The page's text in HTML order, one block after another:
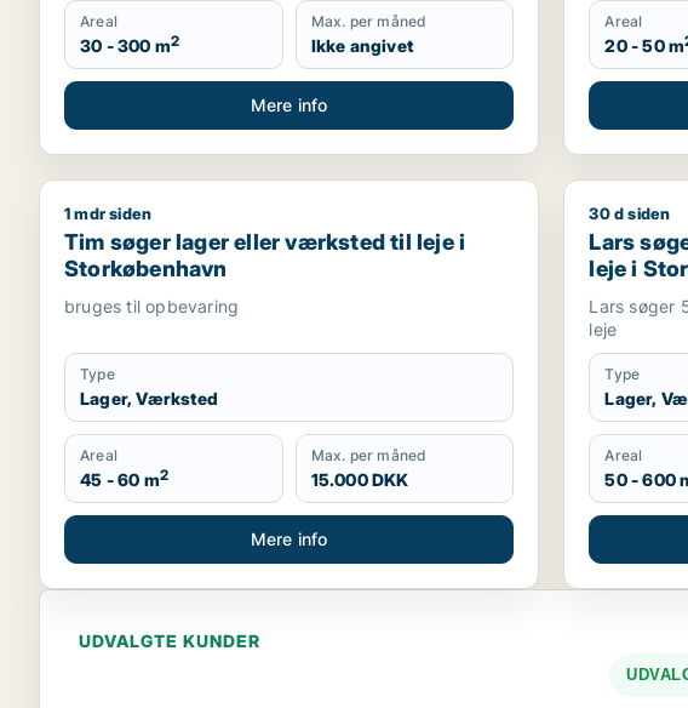
Areal
30 - 300 m2
Max. per måned
Ikke angivet
Mere info
Areal
20 - 50 m
Tim søger lager eller værksted til leje i Storkøbenhavn
1 mdr siden
Tim søger lager eller værksted til leje i
Storkøbenhavn
bruges til opbevaring
Type
Lager, Værksted
Areal
45 - 60 m2
Max. per måned
15.000 DKK
Mere info
Lars
30 d siden
Lars
leje i
Lars søger
leje
Type
Lager,
Areal
50 - 600
UDVALGTE KUNDER